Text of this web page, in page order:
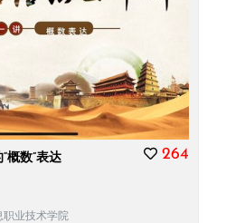
264
概数”表达
职业技术学院